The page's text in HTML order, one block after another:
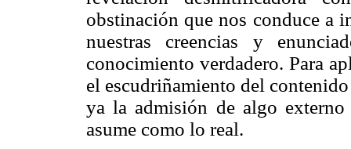
obstinación que nos conduce a
nuestras creencias y
conocimiento verdadero. Para
el escudriñamiento del
ya la admisión de algo
asume como lo real.